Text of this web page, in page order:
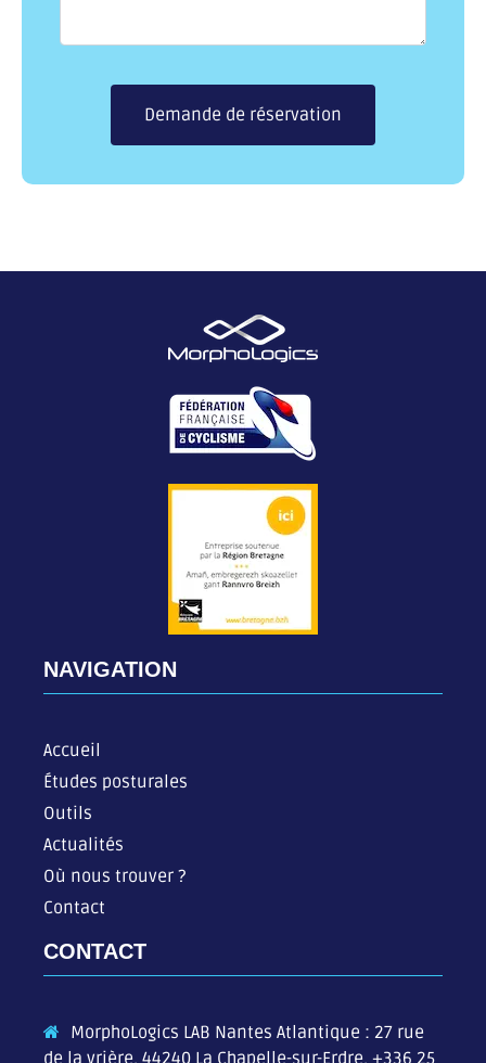
Demande de réservation
NAVIGATION
Accueil
Études posturales
Outils
Actualités
Où nous trouver ?
Contact
CONTACT
MorphoLogics LAB Nantes Atlantique : 27 rue
de la vrière, 44240 La Chapelle-sur-Erdre, +336 25